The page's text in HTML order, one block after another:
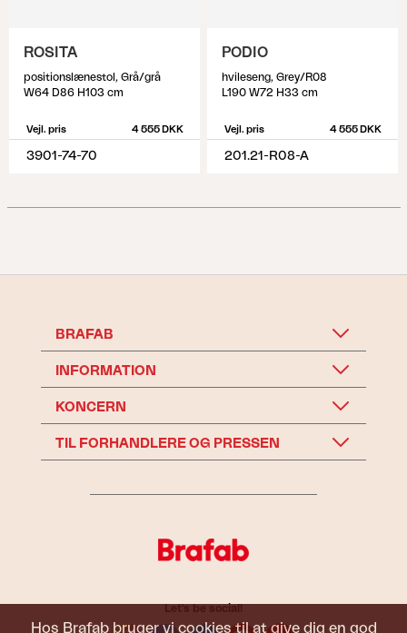
Hos Brafab bruger vi cookies til at give dig en god
ROSITA
positionslænestol, Grå/grå
W64 D86 H103 cm
Vejl. pris 4 555 DKK
3901-74-70
PODIO
hvileseng, Grey/R08
L190 W72 H33 cm
Vejl. pris 4 555 DKK
201.21-R08-A
BRAFAB
INFORMATION
KONCERN
TIL FORHANDLERE OG PRESSEN
Let's be social!